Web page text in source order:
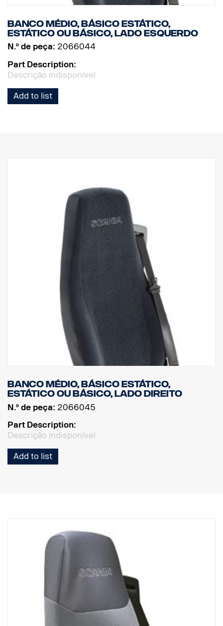
Banco médio, básico estático,
estático ou básico, lado esquerdo
N.º de peça: 2066044
Part Description:
Descrição indisponível
Add to list
Banco médio, básico estático,
estático ou básico, lado direito
N.º de peça: 2066045
Part Description:
Descrição indisponível
Add to list